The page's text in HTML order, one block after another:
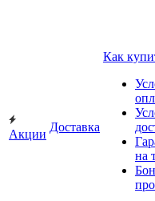
Акции
Доставка
Как
на